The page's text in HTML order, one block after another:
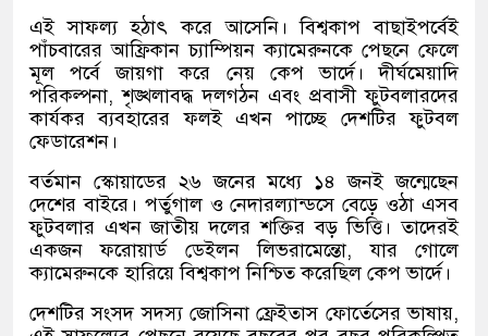
এই সাফল্য হঠাৎ করে আসেনি। বিশ্বকাপ বাছাইপর্বেই
পাঁচবারের আফ্রিকান চ্যাম্পিয়ন ক্যামেরুনকে পেছনে ফেলে
মূল পর্বে জায়গা করে নেয় কেপ ভার্দে। দীর্ঘমেয়াদি
পরিকল্পনা, শৃঙ্খলাবদ্ধ দলগঠন এবং প্রবাসী ফুটবলারদের
কার্যকর ব্যবহারের ফলই এখন পাচ্ছে দেশটির ফুটবল
ফেডারেশন।
বর্তমান স্কোয়াডের ২৬ জনের মধ্যে ১৪ জনই জন্মেছেন
দেশের বাইরে। পর্তুগাল ও নেদারল্যান্ডসে বেড়ে ওঠা এসব
ফুটবলার এখন জাতীয় দলের শক্তির বড় ভিত্তি। তাদেরই
একজন ফরোয়ার্ড ডেইলন লিভরামেন্তো, যার গোলে
ক্যামেরুনকে হারিয়ে বিশ্বকাপ নিশ্চিত করেছিল কেপ ভার্দে।
দেশটির সংসদ সদস্য জোসিনা ফ্রেইতাস ফোর্তেসের ভাষায়,